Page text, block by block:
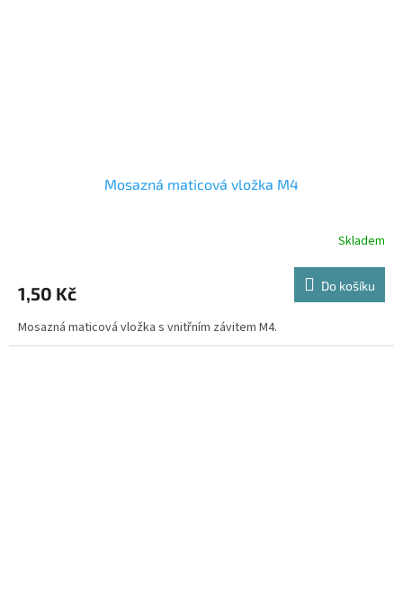
Mosazná maticová vložka M4
Skladem
1,50 Kč Do košíku
Mosazná maticová vložka s vnitřním závitem M4.